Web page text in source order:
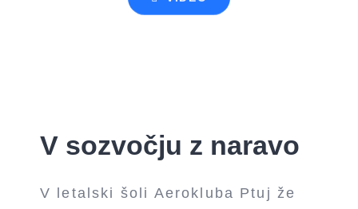
V sozvočju z naravo
V letalski šoli Aerokluba Ptuj že